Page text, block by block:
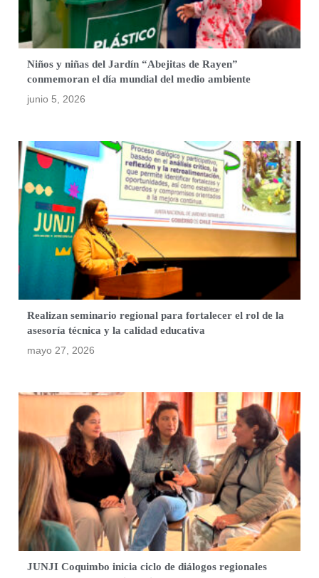
Niños y niñas del Jardín “Abejitas de Rayen”
conmemoran el día mundial del medio ambiente
junio 5, 2026
Realizan seminario regional para fortalecer el rol de la
asesoría técnica y la calidad educativa
mayo 27, 2026
JUNJI Coquimbo inicia ciclo de diálogos regionales